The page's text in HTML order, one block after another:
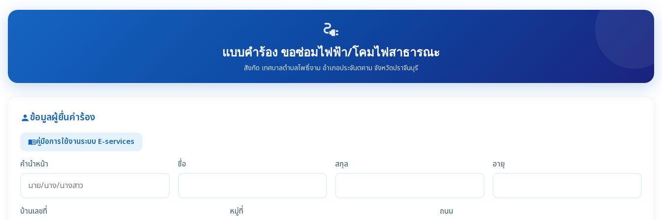
electrical_services
แบบคำร้อง ขอซ่อมไฟฟ้า/โคมไฟสาธารณะ
สังกัด เทศบาลตำบลโพธิ์งาม อำเภอประจันตคาม จังหวัดปราจีนบุรี
personข้อมูลผู้ยื่นคำร้อง
menu_bookคู่มือการใช้งานระบบ E-services
คำนำหน้า
ชื่อ สกุล อายุ
บ้านเลขที่ หมู่ที่ ถนน